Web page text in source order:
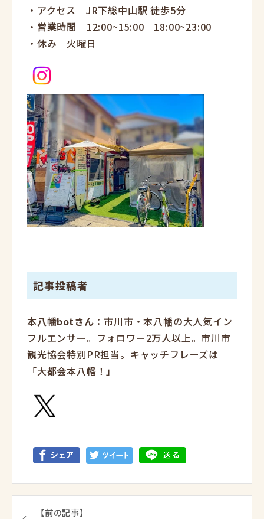
・アクセス JR下総中山駅 徒歩5分
・営業時間 12:00~15:00 18:00~23:00
・休み 火曜日
記事投稿者
本八幡botさん ：市川市・本八幡の大人気イン
フルエンサー。フォロワー2万人以上。市川市
観光協会特別PR担当。キャッチフレーズは
「大都会本八幡！」
【前の記事】